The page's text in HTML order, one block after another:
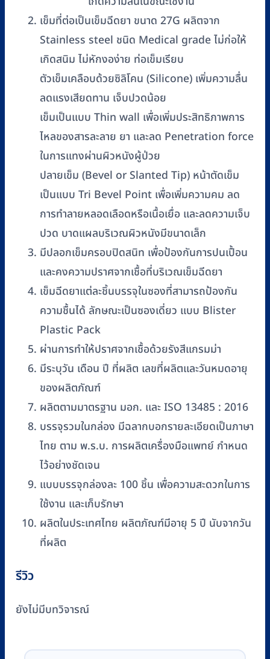
เข็มที่ต่อเป็นเข็มฉีดยา ขนาด 27G ผลิตจาก
Stainless steel ชนิด Medical grade ไม่ก่อให้
เกิดสนิม ไม่หักงอง่าย ท่อเข็มเรียบ
ตัวเข็มเคลือบด้วยซิลิโคน (Silicone) เพิ่มความลื่น
ลดแรงเสียดทาน เจ็บปวดน้อย
เข็มเป็นแบบ Thin wall เพื่อเพิ่มประสิทธิภาพการ
ไหลของสารละลาย ยา และลด Penetration force
ในการแทงผ่านผิวหนังผู้ป่วย
ปลายเข็ม (Bevel or Slanted Tip) หน้าตัดเข็ม
เป็นแบบ Tri Bevel Point เพื่อเพิ่มความคม ลด
การทำลายหลอดเลือดหรือเนื้อเยื่อ และลดความเจ็บ
ปวด บาดแผลบริเวณผิวหนังมีขนาดเล็ก
มีปลอกเข็มครอบปิดสนิท เพื่อป้องกันการปนเปื้อน
และคงความปราศจากเชื้อที่บริเวณเข็มฉีดยา
เข็มฉีดยาแต่ละชิ้นบรรจุในซองที่สามารถป้องกัน
ความชื้นได้ ลักษณะเป็นซองเดี่ยว แบบ Blister
Plastic Pack
ผ่านการทำให้ปราศจากเชื้อด้วยรังสีแกรมม่า
มีระบุวัน เดือน ปี ที่ผลิต เลขที่ผลิตและวันหมดอายุ
ของผลิตภัณฑ์
ผลิตตามมาตรฐาน มอก. และ ISO 13485 : 2016
บรรจุรวมในกล่อง มีฉลากบอกรายละเอียดเป็นภาษา
ไทย ตาม พ.ร.บ. การผลิตเครื่องมือแพทย์ กำหนด
ไว้อย่างชัดเจน
แบบบรรจุกล่องละ 100 ชิ้น เพื่อความสะดวกในการ
ใช้งาน และเก็บรักษา
ผลิตในประเทศไทย ผลิตภัณฑ์มีอายุ 5 ปี นับจากวัน
ที่ผลิต
รีวิว
ยังไม่มีบทวิจารณ์